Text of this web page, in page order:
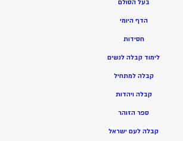
בעל הסולם
הדף היומי
חסידות
לימוד קבלה לנשים
קבלה למתחיל
קבלה ויהדות
ספר הזוהר
קבלה לעם ישראל